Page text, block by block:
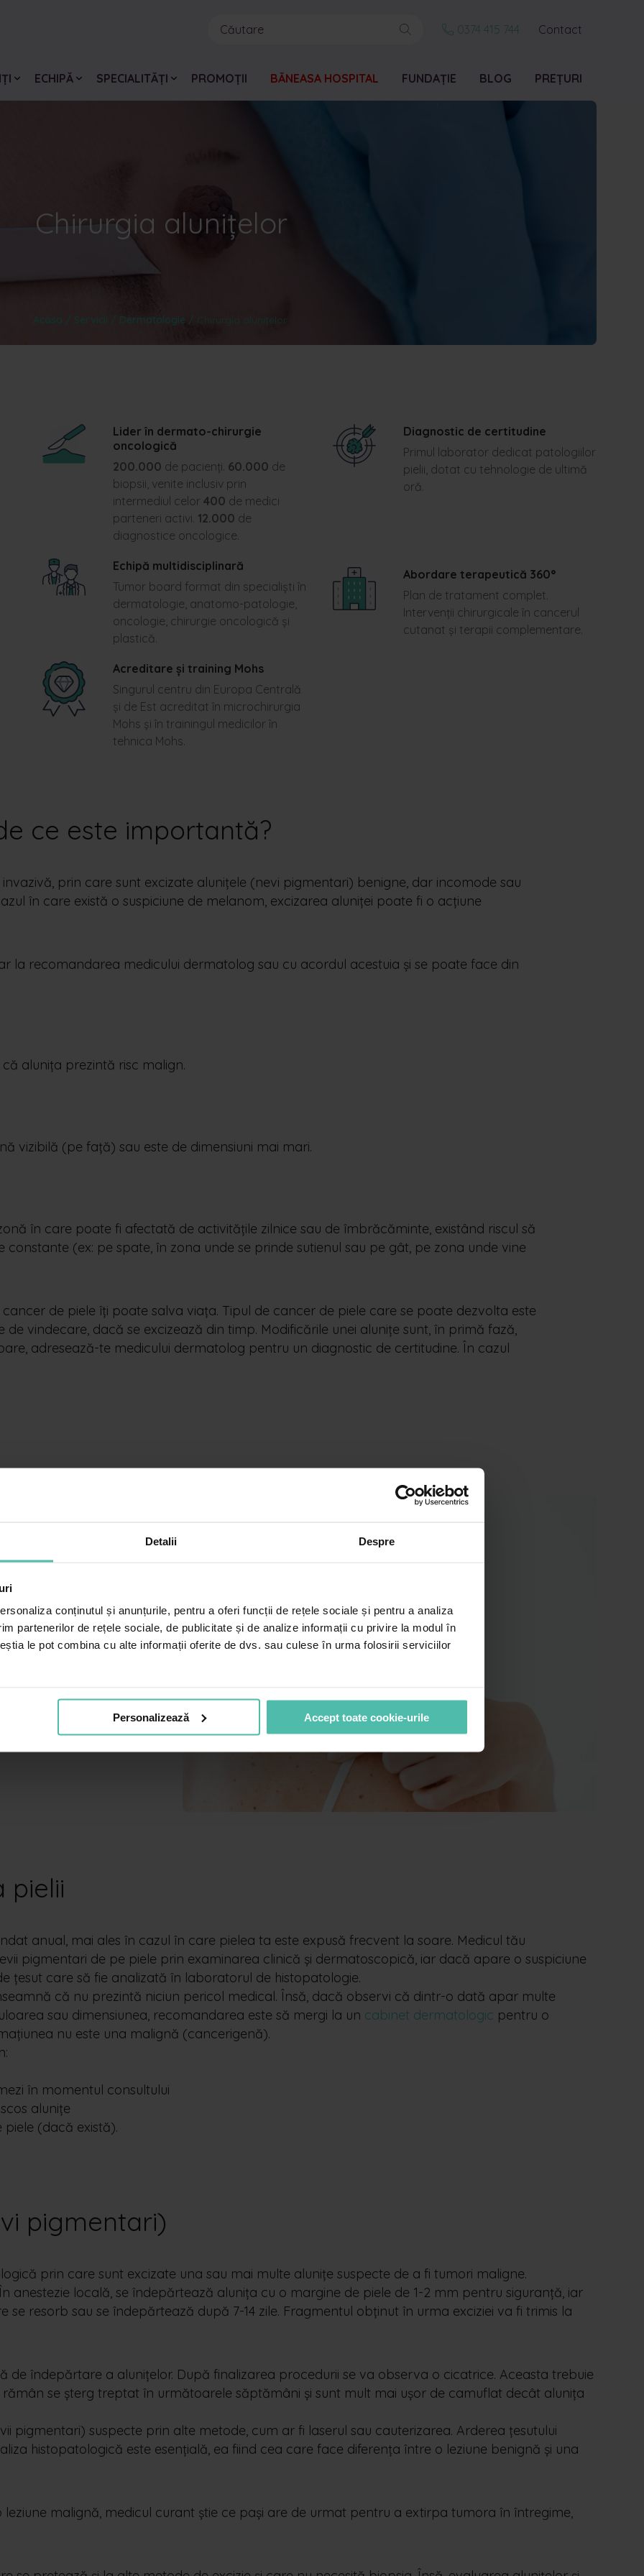
Detalii Despre
conținutul și anunțurile, pentru a oferi funcții de rețele sociale și pentru a analiza
partenerilor de rețele sociale, de publicitate și de analize informații cu privire la modul în
le pot combina cu alte informații oferite de dvs. sau culese în urma folosirii serviciilor
Personalizează Accept toate cookie-urile
0374 415 744 Contact
ECHIPĂ SPECIALITĂȚI PROMOȚII BĂNEASA HOSPITAL FUNDAȚIE BLOG PREȚURI
Chirurgia alunițelor
Dermatologie / Chirurgia alunițelor
Lider în dermato-chirurgie
oncologică
200.000 de pacienți. 60.000 de
biopsii, venite inclusiv prin
intermediul celor 400 de medici
parteneri activi. 12.000 de
diagnostice oncologice.
Echipă multidisciplinară
Tumor board format din specialiști în
dermatologie, anatomo-patologie,
oncologie, chirurgie oncologică și
plastică.
Acreditare și training Mohs
Singurul centru din Europa Centrală
și de Est acreditat în microchirurgia
Mohs și în trainingul medicilor în
tehnica Mohs.
Diagnostic de certitudine
Primul laborator dedicat patologiilor
pielii, dotat cu tehnologie de ultimă
oră.
Abordare terapeutică 360°
Plan de tratament complet.
Intervenții chirurgicale în cancerul
cutanat și terapii complementare.
ce este importantă?
prin care sunt excizate alunițele (nevi pigmentari) benigne, dar incomode sau
în care există o suspiciune de melanom, excizarea aluniței poate fi o acțiune
la recomandarea medicului dermatolog sau cu acordul acestuia și se poate face din
alunița prezintă risc malign.
vizibilă (pe față) sau este de dimensiuni mai mari.
în care poate fi afectată de activitățile zilnice sau de îmbrăcăminte, existând riscul să
(ex: pe spate, în zona unde se prinde sutienul sau pe gât, pe zona unde vine
de piele îți poate salva viața. Tipul de cancer de piele care se poate dezvolta este
de vindecare, dacă se excizează din timp. Modificările unei alunițe sunt, în primă fază,
adresează-te medicului dermatolog pentru un diagnostic de certitudine. În cazul
celule ale pielii
(cafenii sau
pe corp, cel mai
pot apărea și la
monitorizarea prin
Prezența lor în număr
mai mare,
pielii
anual, mai ales în cazul în care pielea ta este expusă frecvent la soare. Medicul tău
pigmentari de pe piele prin examinarea clinică și dermatoscopică, iar dacă apare o suspiciune
țesut care să fie analizată în laboratorul de histopatologie.
că nu prezintă niciun pericol medical. Însă, dacă observi că dintr-o dată apar multe
sau dimensiunea, recomandarea este să mergi la un cabinet dermatologic pentru o
nu este una malignă (cancerigenă).
în momentul consultului
alunițe
piele (dacă există).
pigmentari)
prin care sunt excizate una sau mai multe alunițe suspecte de a fi tumori maligne.
anestezie locală, se îndepărtează alunița cu o margine de piele de 1-2 mm pentru siguranță, iar
se resorb sau se îndepărtează după 7-14 zile. Fragmentul obținut în urma exciziei va fi trimis la
de îndepărtare a alunițelor. După finalizarea procedurii se va observa o cicatrice. Aceasta trebuie
se șterg treptat în următoarele săptămâni și sunt mult mai ușor de camuflat decât alunița
pigmentari) suspecte prin alte metode, cum ar fi laserul sau cauterizarea. Arderea țesutului
histopatologică este esențială, ea fiind cea care face diferența între o leziune benignă și una
malignă, medicul curant știe ce pași are de urmat pentru a extirpa tumora în întregime,